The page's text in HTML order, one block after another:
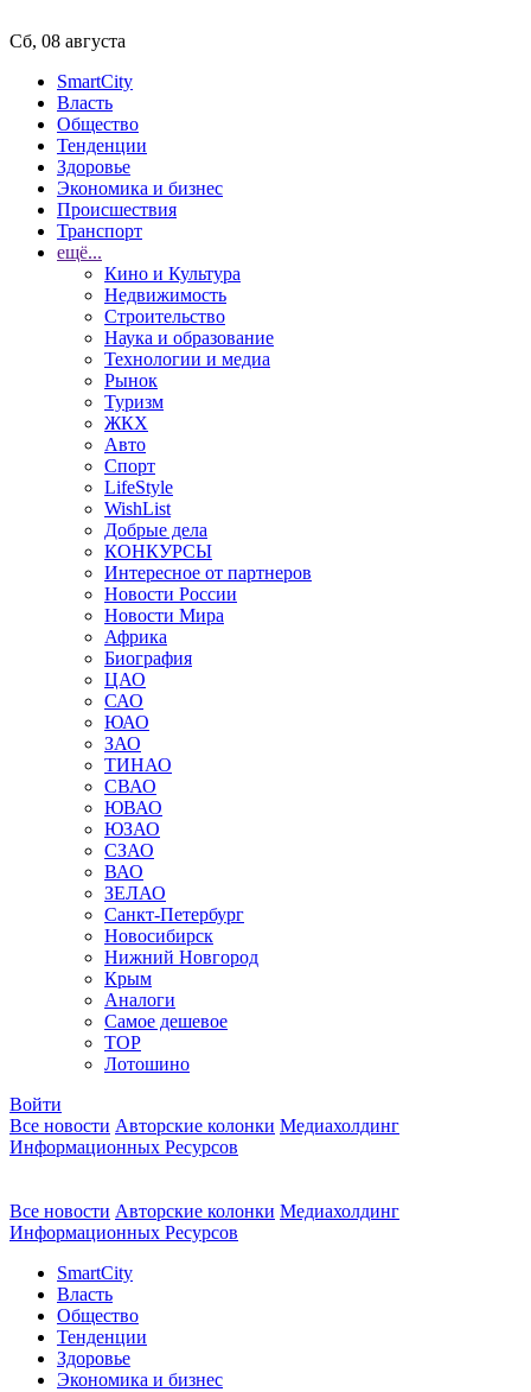
Сб, 08 августа
SmartCity
Власть
Общество
Тенденции
Здоровье
Экономика и бизнес
Происшествия
Транспорт
ещё...
Кино и Культура
Недвижимость
Строительство
Наука и образование
Технологии и медиа
Рынок
Туризм
ЖКХ
Авто
Спорт
LifeStyle
WishList
Добрые дела
КОНКУРСЫ
Интересное от партнеров
Новости России
Новости Мира
Африка
Биография
ЦАО
САО
ЮАО
ЗАО
ТИНАО
СВАО
ЮВАО
ЮЗАО
СЗАО
ВАО
ЗЕЛАО
Санкт-Петербург
Новосибирск
Нижний Новгород
Крым
Аналоги
Самое дешевое
TOP
Лотошино
Войти
Все новости Авторские колонки Медиахолдинг
Информационных Ресурсов
Все новости Авторские колонки Медиахолдинг
Информационных Ресурсов
SmartCity
Власть
Общество
Тенденции
Здоровье
Экономика и бизнес